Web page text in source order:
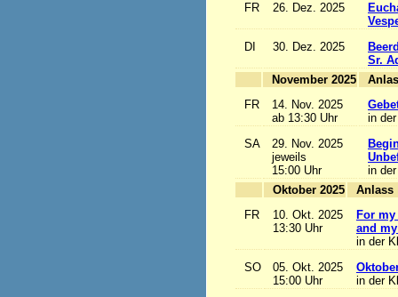
FR
26. Dez. 2025
DI
30. Dez. 2025
Sr.
November 2025
FR
14. Nov. 2025
ab 13:30 Uhr
in
SA
29. Nov. 2025
jeweils
15:00 Uhr
in
Oktober 2025
FR
10. Okt. 2025
13:30 Uhr
For
and
in der
SO
05. Okt. 2025
15:00 Uhr
in der